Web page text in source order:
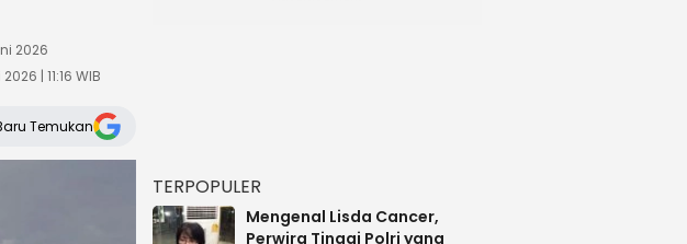
2026
| 11:16 WIB
Temukan
TERPOPULER
Mengenal Lisda Cancer,
Perwira Tinggi Polri yang